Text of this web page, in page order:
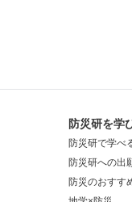
防災研を学
防災研で学べ
防災研への出
防災のおすす